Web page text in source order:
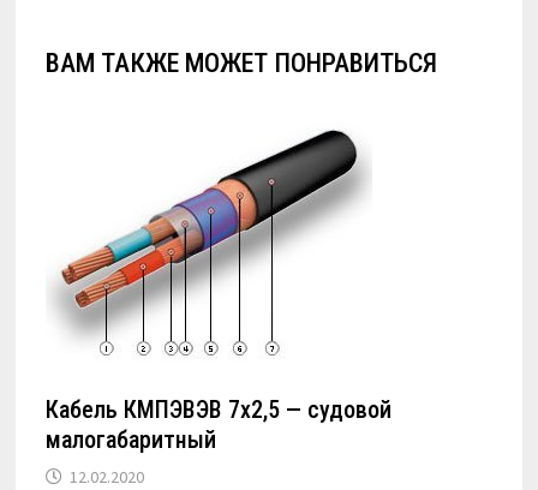
ВАМ ТАКЖЕ МОЖЕТ ПОНРАВИТЬСЯ
Кабель КМПЭВЭВ 7х2,5 — судовой
малогабаритный
12.02.2020